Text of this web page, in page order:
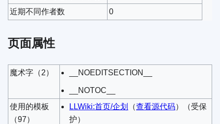
近期不同作者数
0
页面属性
魔术字（2） __NOEDITSECTION__
__NOTOC__
使用的模板
（97）
LLWiki:首页/企划 ​（查看源代码）​（受保
护）